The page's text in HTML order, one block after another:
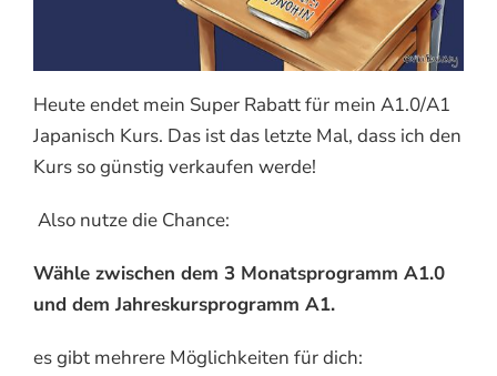
Heute endet mein Super Rabatt für mein A1.0/A1
Japanisch Kurs. Das ist das letzte Mal, dass ich den
Kurs so günstig verkaufen werde!
Also nutze die Chance:
Wähle zwischen dem 3 Monatsprogramm A1.0
und dem Jahreskursprogramm A1.
es gibt mehrere Möglichkeiten für dich: